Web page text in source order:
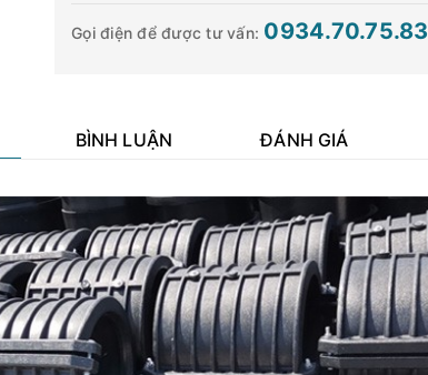
Gọi điện để được tư vấn: 0934.70.75.83
BÌNH LUẬN ĐÁNH GIÁ